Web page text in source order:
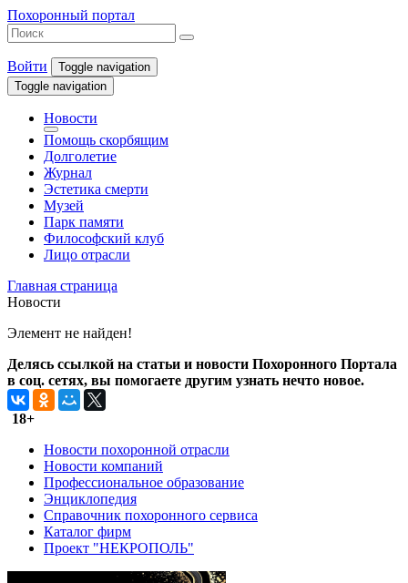
Похоронный портал
Войти
Toggle navigation
Toggle navigation
Новости
Помощь скорбящим
Долголетие
Журнал
Эстетика смерти
Музей
Парк памяти
Философский клуб
Лицо отрасли
Главная страница
Новости
Элемент не найден!
Делясь ссылкой на статьи и новости Похоронного Портала
в соц. сетях, вы помогаете другим узнать нечто новое.
18+
Новости похоронной отрасли
Новости компаний
Профессиональное образование
Энциклопедия
Справочник похоронного сервиса
Каталог фирм
Проект "НЕКРОПОЛЬ"